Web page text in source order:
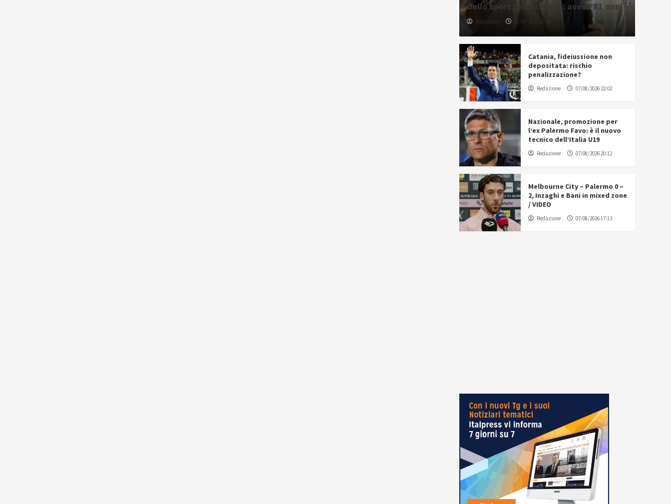
dello sport palermitano: aveva 81 anni
Redazione 08/08/2026 11:36
Catania, fideiussione non
depositata: rischio
penalizzazione?
Redazione 07/08/2026 22:02
Nazionale, promozione per
l’ex Palermo Favo: è il nuovo
tecnico dell’Italia U19
Redazione 07/08/2026 20:12
Melbourne City – Palermo 0 –
2, Inzaghi e Bani in mixed zone
/ VIDEO
Redazione 07/08/2026 17:13